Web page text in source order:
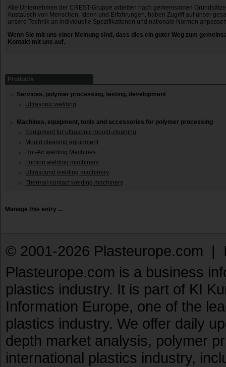
Alle Unternehmen der CREST-Gruppe arbeiten nach gemeinsamen
Austausch von Menschen, Ideen und Erfahrungen, haben Zugriff auf unser
unsere Technik an individuelle Spezifikationen und nationale Normen
Wenn Sie mit uns einer Meinung sind, dass dies ein guter Weg zum
Kontakt mit uns auf.
Products
Services, polymer processing, testing, development
Ultrasonic welding
Machines, equipment, tools and accessories for polymer processing
Equipment for ultrasonic mould-cleaning
Mould cleaning equipment
Hot-Air welding Machines
Friction welding machinery
Ultrasound welding machinery
Thermal-contact welding machinery
Manage this entry ...
© 2001-2026 Plasteurope.com |
Plasteurope.com is a business
plastics industry. It is part of KI
Information Europe, one of the
plastics industry. We offer daily
depth market analysis, polymer
international plastics industry,